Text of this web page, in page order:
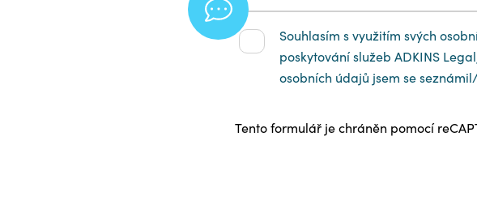
Souhlasím s využitím svých
poskytování služeb ADKINS
osobních údajů jsem se
Tento formulář je chráněn pomocí